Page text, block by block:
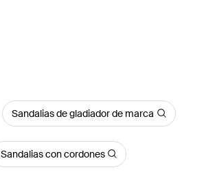
Sandalias de gladiador de marca
Sandalias con cordones